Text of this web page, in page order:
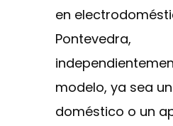
en
Pontevedra,
modelo, ya sea
doméstico o un